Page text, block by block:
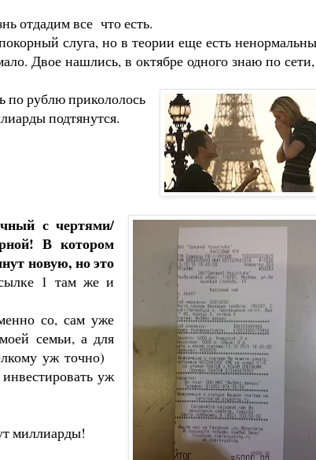
отдадим все что есть.
слуга, но в теории еще есть
Двое нашлись, в октябре одного знаю по
по рублю прикололось
подтянутся.
с чертями/
В котором
новую, но это
1 там же и
со, сам уже
семьи, а для
уж точно)
уж
миллиарды!